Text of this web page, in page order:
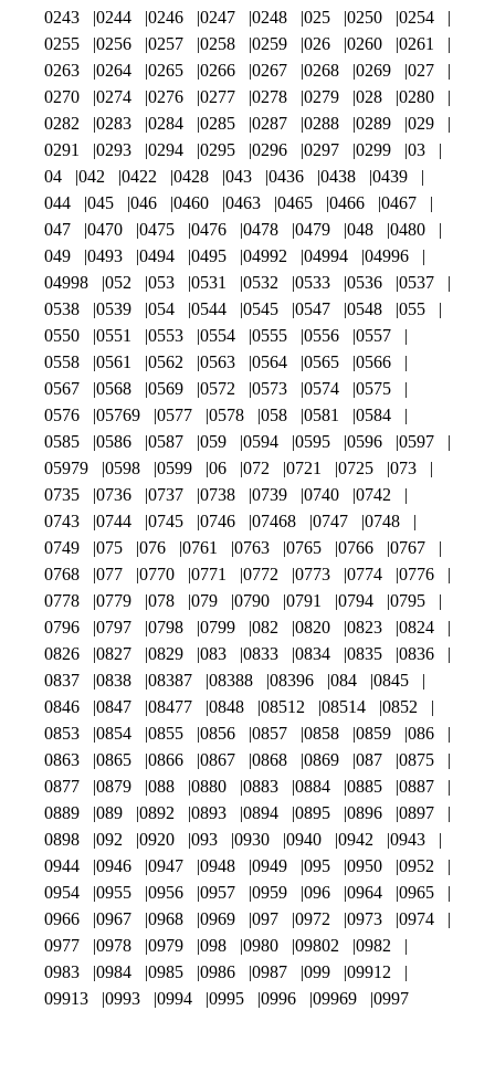
0243
0244 0246 0247 0248 025 0250
0254
0255
0256 0257 0258 0259 026 0260
0261
0263
0264 0265 0266 0267 0268 0269
027
0270
0274 0276 0277 0278 0279 028
0280
0282
0283 0284 0285 0287 0288 0289
029
0291
0293 0294 0295 0296 0297 0299
03
04
042 0422 0428 043 0436 0438
0439
044
045 046 0460 0463 0465 0466
0467
047
0470 0475 0476 0478 0479 048
0480
049
0493 0494 0495 04992 04994
04996
04998
052 053 0531 0532 0533 0536
0537
0538
0539 054 0544 0545 0547 0548
055
0550
0551 0553 0554 0555 0556
0557
0558
0561 0562 0563 0564 0565
0566
0567
0568 0569 0572 0573 0574
0575
0576
05769 0577 0578 058 0581
0584
0585
0586 0587 059 0594 0595 0596
0597
05979
0598 0599 06 072 0721 0725
073
0735
0736 0737 0738 0739 0740
0742
0743
0744 0745 0746 07468 0747
0748
0749
075 076 0761 0763 0765 0766
0767
0768
077 0770 0771 0772 0773 0774
0776
0778
0779 078 079 0790 0791 0794
0795
0796
0797 0798 0799 082 0820 0823
0824
0826
0827 0829 083 0833 0834 0835
0836
0837
0838 08387 08388 08396 084
0845
0846
0847 08477 0848 08512 08514
0852
0853
0854 0855 0856 0857 0858 0859
086
0863
0865 0866 0867 0868 0869 087
0875
0877
0879 088 0880 0883 0884 0885
0887
0889
089 0892 0893 0894 0895 0896
0897
0898
092 0920 093 0930 0940 0942
0943
0944
0946 0947 0948 0949 095 0950
0952
0954
0955 0956 0957 0959 096 0964
0965
0966
0967 0968 0969 097 0972 0973
0974
0977
0978 0979 098 0980 09802
0982
0983
0984 0985 0986 0987 099
09912
09913
0993 0994 0995 0996 09969 0997